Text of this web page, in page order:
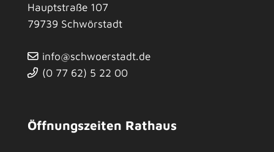
Hauptstraße 107
79739 Schwörstadt
info@schwoerstadt.de
(0 77 62) 5 22 00
Öffnungszeiten Rathaus